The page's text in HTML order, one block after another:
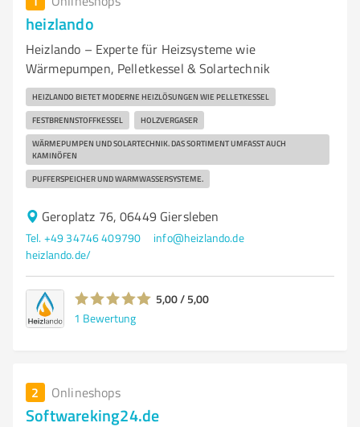
heizlando
Heizlando – Experte für Heizsysteme wie
Wärmepumpen, Pelletkessel & Solartechnik
HEIZLANDO BIETET MODERNE HEIZLÖSUNGEN WIE PELLETKESSEL
FESTBRENNSTOFFKESSEL HOLZVERGASER
WÄRMEPUMPEN UND SOLARTECHNIK. DAS SORTIMENT UMFASST AUCH
KAMINÖFEN
PUFFERSPEICHER UND WARMWASSERSYSTEME.
Geroplatz 76, 06449 Giersleben
Tel. +49 34746 409790
info@heizlando.de
heizlando.de/
5,00 / 5,00
1 Bewertung
2 Onlineshops
Softwareking24.de